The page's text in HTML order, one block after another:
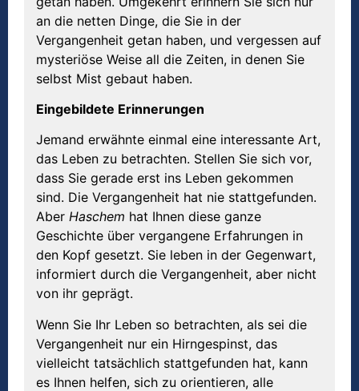
an die netten Dinge, die Sie in der
Vergangenheit getan haben, und vergessen auf
mysteriöse Weise all die Zeiten, in denen Sie
selbst Mist gebaut haben.
Eingebildete Erinnerungen
Jemand erwähnte einmal eine interessante Art,
das Leben zu betrachten. Stellen Sie sich vor,
dass Sie gerade erst ins Leben gekommen
sind. Die Vergangenheit hat nie stattgefunden.
Aber Haschem hat Ihnen diese ganze
Geschichte über vergangene Erfahrungen in
den Kopf gesetzt. Sie leben in der Gegenwart,
informiert durch die Vergangenheit, aber nicht
von ihr geprägt.
Wenn Sie Ihr Leben so betrachten, als sei die
Vergangenheit nur ein Hirngespinst, das
vielleicht tatsächlich stattgefunden hat, kann
es Ihnen helfen, sich zu orientieren, alle